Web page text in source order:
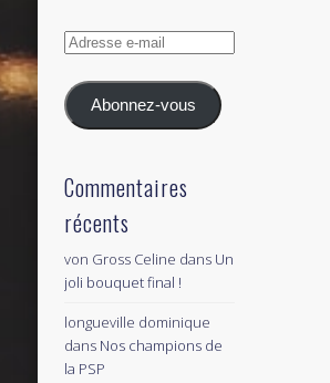
Adresse
mail
Abonnez-vous
Commentaires
récents
von Gross Celine dans Un
joli bouquet final !
longueville dominique
dans Nos champions de
la PSP